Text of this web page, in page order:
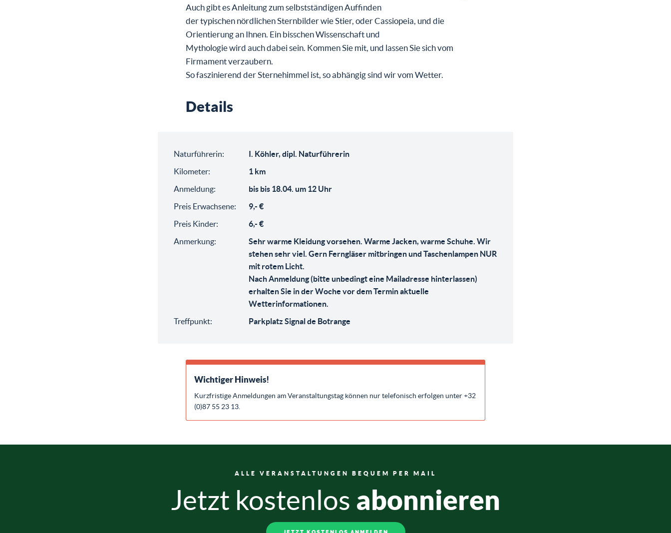
Auch gibt es Anleitung zum selbstständigen Auffinden
der typischen nördlichen Sternbilder wie Stier, oder Cassiopeia, und die
Orientierung an Ihnen. Ein bisschen Wissenschaft und
Mythologie wird auch dabei sein. Kommen Sie mit, und lassen Sie sich vom
Firmament verzaubern.
So faszinierend der Sternehimmel ist, so abhängig sind wir vom Wetter.
Details
Naturführerin:
I. Köhler, dipl. Naturführerin
Kilometer:
1 km
Anmeldung:
bis bis 18.04. um 12 Uhr
Preis Erwachsene:
9,- €
Preis Kinder:
6,- €
Anmerkung:
Sehr warme Kleidung vorsehen. Warme Jacken, warme Schuhe. Wir
stehen sehr viel. Gern Ferngläser mitbringen und Taschenlampen NUR
mit rotem Licht.
Nach Anmeldung (bitte unbedingt eine Mailadresse hinterlassen)
erhalten Sie in der Woche vor dem Termin aktuelle
Wetterinformationen.
Treffpunkt:
Parkplatz Signal de Botrange
Wichtiger Hinweis!
Kurzfristige Anmeldungen am Veranstaltungstag können nur telefonisch erfolgen unter +32
(0)87 55 23 13.
ALLE VERANSTALTUNGEN BEQUEM PER MAIL
Jetzt kostenlos abonnieren